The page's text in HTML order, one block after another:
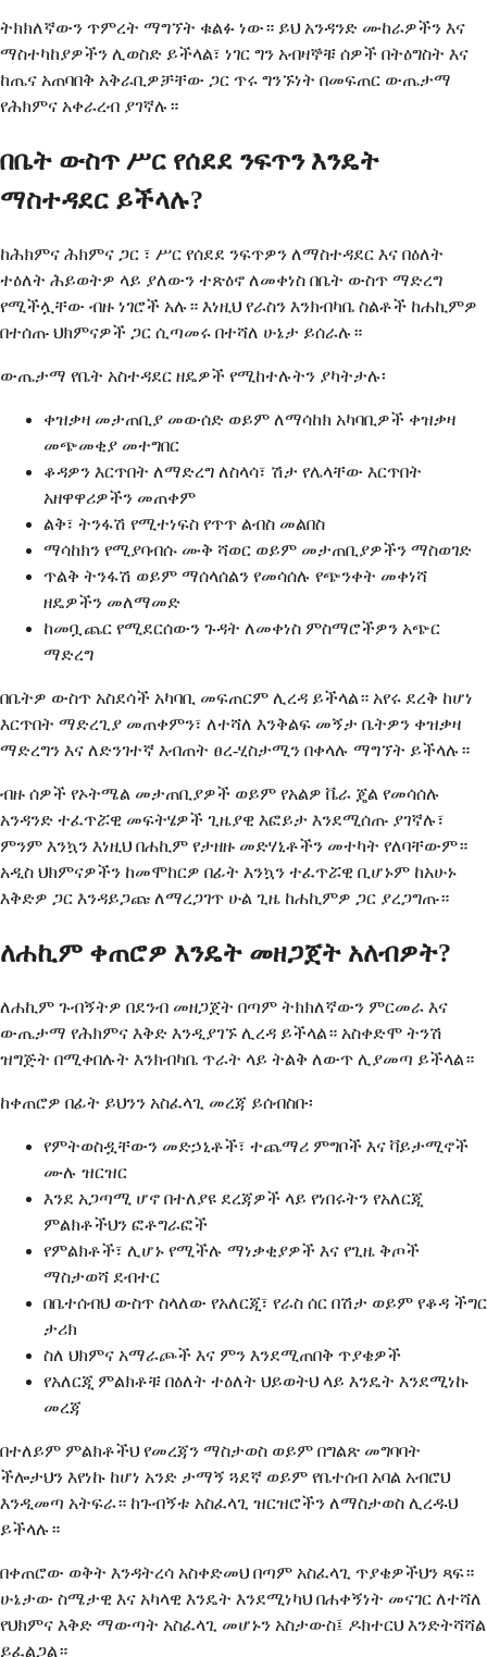
ትክክለኛውን ጥምረት ማግኘት ቁልፉ ነው። ይህ አንዳንድ ሙከራዎችን እና
ማስተካከያዎችን ሊወስድ ይችላል፣ ነገር ግን አብዛኞቹ ሰዎች በትዕግስት እና
ከጤና አጠባበቅ አቅራቢዎቻቸው ጋር ጥሩ ግንኙነት በመፍጠር ውጤታማ
የሕክምና አቀራረብ ያገኛሉ።
በቤት ውስጥ ሥር የሰደደ ንፍጥን እንዴት
ማስተዳደር ይችላሉ?
ከሕክምና ሕክምና ጋር ፣ ሥር የሰደደ ንፍጥዎን ለማስተዳደር እና በዕለት
ተዕለት ሕይወትዎ ላይ ያለውን ተጽዕኖ ለመቀነስ በቤት ውስጥ ማድረግ
የሚችሏቸው ብዙ ነገሮች አሉ። እነዚህ የራስን እንክብካቤ ስልቶች ከሐኪምዎ
በተሰጡ ህክምናዎች ጋር ሲጣመሩ በተሻለ ሁኔታ ይሰራሉ።
ውጤታማ የቤት አስተዳደር ዘዴዎች የሚከተሉትን ያካትታሉ፡
ቀዝቃዛ መታጠቢያ መውሰድ ወይም ለማሳከክ አካባቢዎች ቀዝቃዛ
መጭመቂያ መተግበር
ቆዳዎን እርጥበት ለማድረግ ለስላሳ፣ ሽታ የሌላቸው እርጥበት
አዘዋዋሪዎችን መጠቀም
ልቅ፣ ትንፋሽ የሚተነፍስ የጥጥ ልብስ መልበስ
ማሳከክን የሚያባብሱ ሙቅ ሻወር ወይም መታጠቢያዎችን ማስወገድ
ጥልቅ ትንፋሽ ወይም ማሰላሰልን የመሳሰሉ የጭንቀት መቀነሻ
ዘዴዎችን መለማመድ
ከመቧጨር የሚደርሰውን ጉዳት ለመቀነስ ምስማሮችዎን አጭር
ማድረግ
በቤትዎ ውስጥ አስደሳች አካባቢ መፍጠርም ሊረዳ ይችላል። አየሩ ደረቅ ከሆነ
እርጥበት ማድረጊያ መጠቀምን፣ ለተሻለ እንቅልፍ መኝታ ቤትዎን ቀዝቃዛ
ማድረግን እና ለድንገተኛ እብጠት ፀረ-ሂስታሚን በቀላሉ ማግኘት ይችላሉ።
ብዙ ሰዎች የኦትሜል መታጠቢያዎች ወይም የአልዎ ቬራ ጄል የመሳሰሉ
አንዳንድ ተፈጥሯዊ መፍትሄዎች ጊዜያዊ እፎይታ እንደሚሰጡ ያገኛሉ፣
ምንም እንኳን እነዚህ በሐኪም የታዘዙ መድሃኒቶችን መተካት የለባቸውም።
አዲስ ህክምናዎችን ከመሞከርዎ በፊት እንኳን ተፈጥሯዊ ቢሆኑም ከአሁኑ
እቅድዎ ጋር እንዳይጋጩ ለማረጋገጥ ሁል ጊዜ ከሐኪምዎ ጋር ያረጋግጡ።
ለሐኪም ቀጠሮዎ እንዴት መዘጋጀት አለብዎት?
ለሐኪም ጉብኝትዎ በደንብ መዘጋጀት በጣም ትክክለኛውን ምርመራ እና
ውጤታማ የሕክምና እቅድ እንዲያገኙ ሊረዳ ይችላል። አስቀድሞ ትንሽ
ዝግጅት በሚቀበሉት እንክብካቤ ጥራት ላይ ትልቅ ለውጥ ሊያመጣ ይችላል።
ከቀጠሮዎ በፊት ይህንን አስፈላጊ መረጃ ይሰብስቡ፡
የምትወስዷቸውን መድኃኒቶች፣ ተጨማሪ ምግቦች እና ቫይታሚኖች
ሙሉ ዝርዝር
እንደ አጋጣሚ ሆኖ በተለያዩ ደረጃዎች ላይ የነበሩትን የአለርጂ
ምልክቶችህን ፎቶግራፎች
የምልክቶች፣ ሊሆኑ የሚችሉ ማነቃቂያዎች እና የጊዜ ቅጦች
ማስታወሻ ደብተር
በቤተሰብህ ውስጥ ስላለው የአለርጂ፣ የራስ ሰር በሽታ ወይም የቆዳ ችግር
ታሪክ
ስለ ህክምና አማራጮች እና ምን እንደሚጠበቅ ጥያቄዎች
የአለርጂ ምልክቶቹ በዕለት ተዕለት ህይወትህ ላይ እንዴት እንደሚነኩ
መረጃ
በተለይም ምልክቶችህ የመረጃን ማስታወስ ወይም በግልጽ መግባባት
ችሎታህን እየነኩ ከሆነ አንድ ታማኝ ጓደኛ ወይም የቤተሰብ አባል አብሮህ
እንዲመጣ አትፍራ። ከጉብኝቱ አስፈላጊ ዝርዝሮችን ለማስታወስ ሊረዱህ
ይችላሉ።
በቀጠሮው ወቅት እንዳትረሳ አስቀድመህ በጣም አስፈላጊ ጥያቄዎችህን ጻፍ።
ሁኔታው ስሜታዊ እና አካላዊ እንዴት እንደሚነካህ በሐቀኝነት መናገር ለተሻለ
የህክምና እቅድ ማውጣት አስፈላጊ መሆኑን አስታውስ፤ ዶክተርህ እንድትሻሻል
ይፈልጋል።